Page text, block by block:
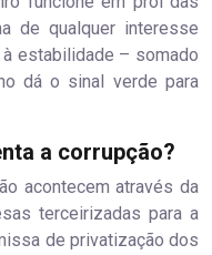
de qualquer interesse
estabilidade – somado
dá o sinal verde para
a corrupção?
acontecem através da
terceirizadas para a
de privatização dos